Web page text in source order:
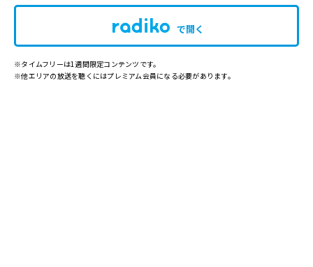
で開く
※タイムフリーは1週間限定コンテンツです。
※他エリアの放送を聴くにはプレミアム会員になる必要があります。